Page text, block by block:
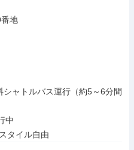
番地
シャトルバス運行（約5～6分間
中
タイル自由